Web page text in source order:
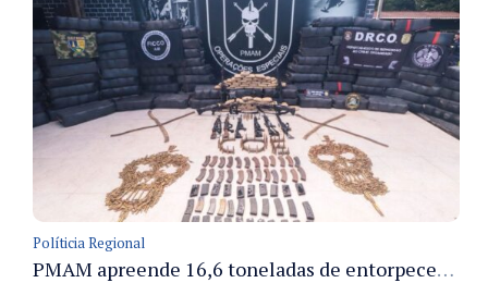
Políticia Regional
PMAM apreende 16,6 toneladas de entorpecentes e registra aumento nas prisões em flagrante e nas capturas de foragidos no primeiro semestre de 2026